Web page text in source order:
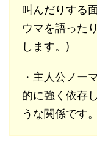
叫んだりする
ウマを語った
します。)
・主人公ノー
的に強く依存
うな関係です。